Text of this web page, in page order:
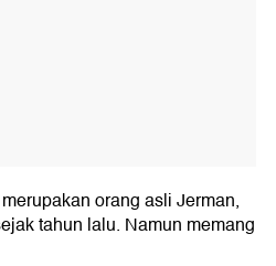
orang asli Jerman,
tahun lalu. Namun memang